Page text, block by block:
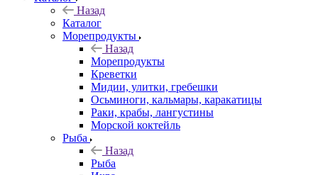
Назад
Каталог
Морепродукты
Назад
Морепродукты
Креветки
Мидии, улитки, гребешки
Осьминоги, кальмары, каракатицы
Раки, крабы, лангустины
Морской коктейль
Рыба
Назад
Рыба